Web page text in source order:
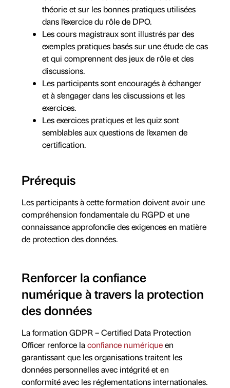
théorie et sur les bonnes pratiques utilisées
dans l’exercice du rôle de DPO.
Les cours magistraux sont illustrés par des
exemples pratiques basés sur une étude de cas
et qui comprennent des jeux de rôle et des
discussions.
Les participants sont encouragés à échanger
et à s’engager dans les discussions et les
exercices.
Les exercices pratiques et les quiz sont
semblables aux questions de l’examen de
certification.
Prérequis
Les participants à cette formation doivent avoir une
compréhension fondamentale du RGPD et une
connaissance approfondie des exigences en matière
de protection des données.
Renforcer la confiance
numérique à travers la protection
des données
La formation GDPR – Certified Data Protection
Officer renforce laconfiance numériqueen
garantissant que les organisations traitent les
données personnelles avec intégrité et en
conformité avec les réglementations internationales.